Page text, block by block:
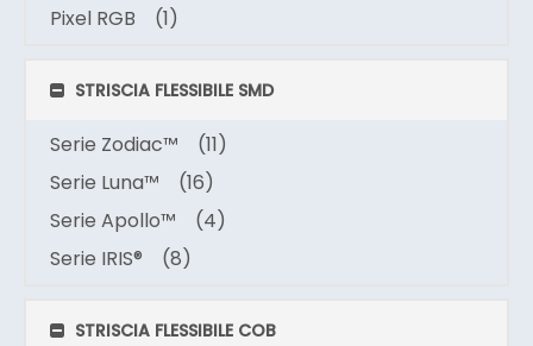
Pixel RGB
(1)
STRISCIA FLESSIBILE SMD
Serie Zodiac™
(11)
Serie Luna™
(16)
Serie Apollo™
(4)
Serie IRIS®
(8)
STRISCIA FLESSIBILE COB